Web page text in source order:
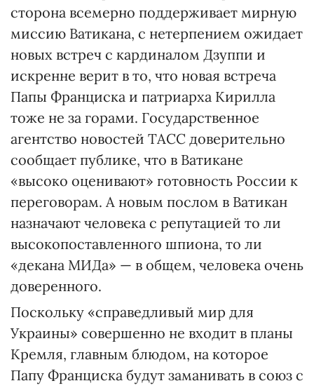
сторона всемерно поддерживает мирную
миссию Ватикана, с нетерпением ожидает
новых встреч с кардиналом Дзуппи и
искренне верит в то, что новая встреча
Папы Франциска и патриарха Кирилла
тоже не за горами. Государственное
агентство новостей ТАСС доверительно
сообщает публике, что в Ватикане
«высоко оценивают» готовность России к
переговорам. А новым послом в Ватикан
назначают человека с репутацией то ли
высокопоставленного шпиона, то ли
«декана МИДа» — в общем, человека очень
доверенного.
Поскольку «справедливый мир для
Украины» совершенно не входит в планы
Кремля, главным блюдом, на которое
Папу Франциска будут заманивать в союз с